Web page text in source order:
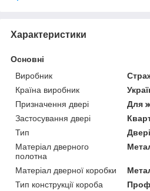
Характеристики
Основні
Виробник
Країна виробник
Призначення двері
Для
Застосування двері
Тип
Двері
Матеріал дверного
полотна
Матеріал дверної коробки
Тип конструкції короба